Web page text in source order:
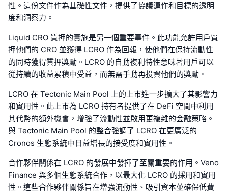
性。這份文件作為基礎性文件，提供了協議運作和目標的透明
度和洞察力。
Liquid CRO 質押的實施是另一個重要事件。此功能允許用戶質
押他們的 CRO 並獲得 LCRO 作為回報，使他們在保持流動性
的同時獲得質押獎勵。LCRO 的自動複利特性意味著用戶可以
從持續的收益累積中受益，而無需手動再投資他們的獎勵。
LCRO 在 Tectonic Main Pool 上的上市進一步擴大了其影響力
和實用性。此上市為 LCRO 持有者提供了在 DeFi 空間中利用
其代幣的額外機會，增強了流動性並啟用更複雜的金融策略。
與 Tectonic Main Pool 的整合強調了 LCRO 在更廣泛的
Cronos 生態系統中日益增長的接受度和實用性。
合作夥伴關係在 LCRO 的發展中發揮了至關重要的作用。Veno
Finance 與多個生態系統合作，以最大化 LCRO 的採用和實用
性。這些合作夥伴關係旨在增強流動性、吸引資本並確保低費